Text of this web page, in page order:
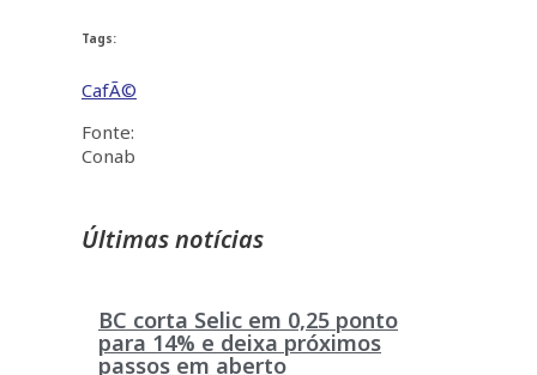
Tags:
CafÃ©
Fonte:
Conab
Últimas notícias
BC corta Selic em 0,25 ponto
para 14% e deixa próximos
passos em aberto